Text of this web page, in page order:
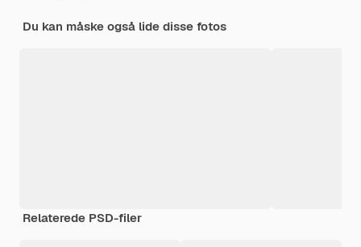
Du kan måske også lide disse fotos
Relaterede PSD-filer